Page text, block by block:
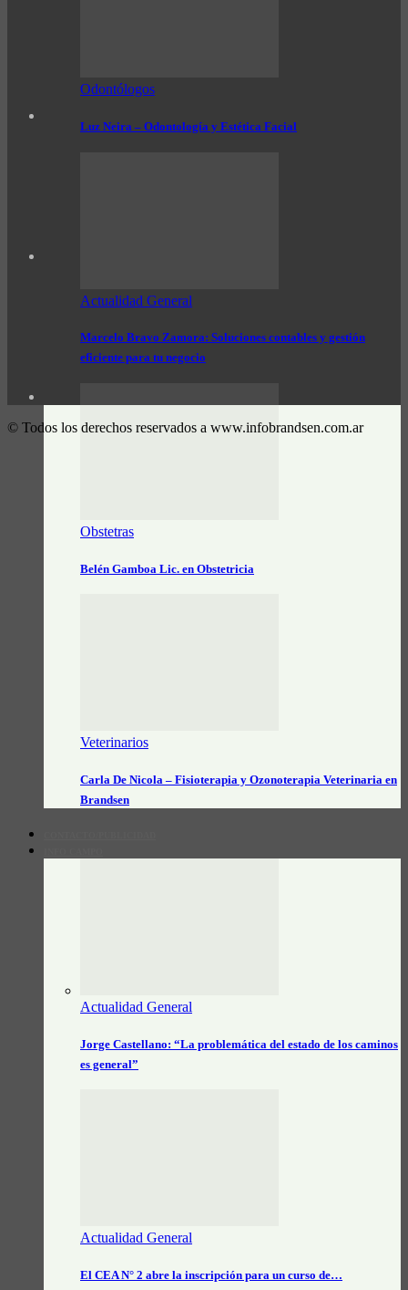
Odontólogos
Luz Neira – Odontología y Estética Facial
Actualidad General
Marcelo Bravo Zamora: Soluciones contables y gestión
eficiente para tu negocio
Obstetras
Belén Gamboa Lic. en Obstetricia
Veterinarios
Carla De Nicola – Fisioterapia y Ozonoterapia Veterinaria en
Brandsen
Actualidad General
Jorge Castellano: “La problemática del estado de los caminos
es general”
Actualidad General
El CEA N° 2 abre la inscripción para un curso de…
© Todos los derechos reservados a www.infobrandsen.com.ar